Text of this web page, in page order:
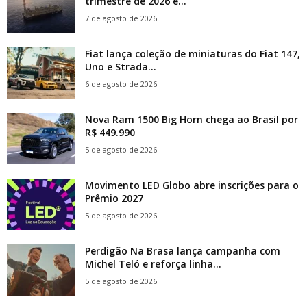
7 de agosto de 2026
Fiat lança coleção de miniaturas do Fiat 147,
Uno e Strada...
6 de agosto de 2026
Nova Ram 1500 Big Horn chega ao Brasil por
R$ 449.990
5 de agosto de 2026
Movimento LED Globo abre inscrições para o
Prêmio 2027
5 de agosto de 2026
Perdigão Na Brasa lança campanha com
Michel Teló e reforça linha...
5 de agosto de 2026